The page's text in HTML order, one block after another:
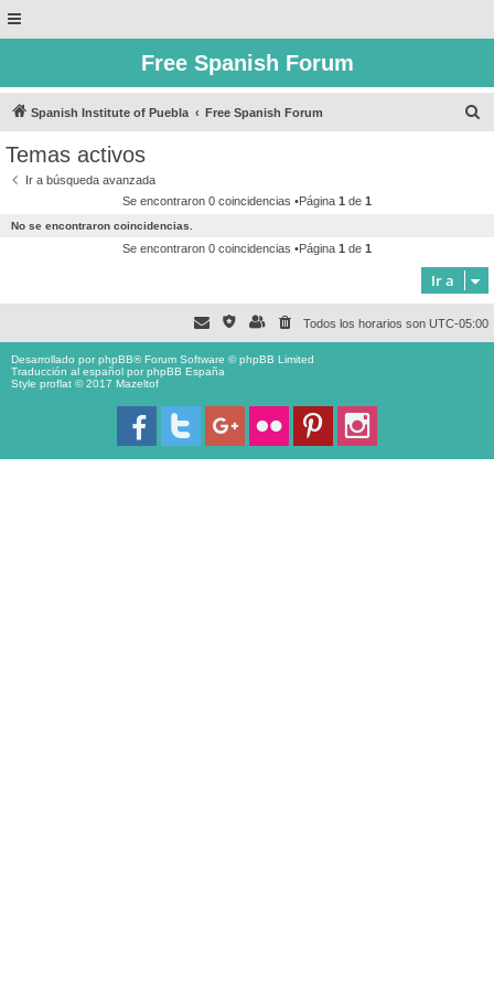
Free Spanish Forum
Spanish Institute of Puebla Free Spanish Forum
Temas activos
Ir a búsqueda avanzada
Se encontraron 0 coincidencias •Página 1 de 1
No se encontraron coincidencias.
Se encontraron 0 coincidencias •Página 1 de 1
Ir a
Todos los horarios son UTC-05:00
Desarrollado porphpBB® Forum Software © phpBB Limited
Traducción al español porphpBB España
Style proflat © 2017 Mazeltof